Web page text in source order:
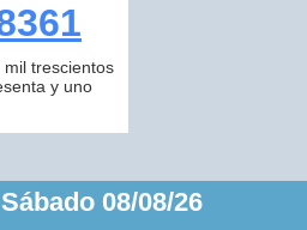
mil trescientos
y uno
08/08/26